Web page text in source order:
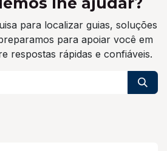
para localizar guias, soluções
para apoiar você em
respostas rápidas e confiáveis.